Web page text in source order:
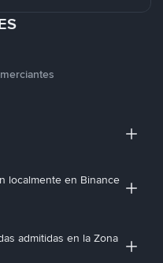
localmente en Binance
admitidas en la Zona